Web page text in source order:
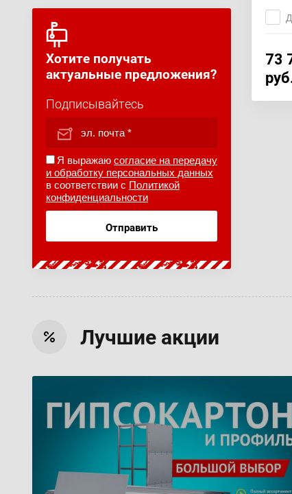
Хотите получать
актуальные предложения?
Подписывайтесь
Я выражаю согласие на передачу
и обработку персональных данных
в соответствии с Политикой
конфиденциальности
Отправить
73
Лучшие акции